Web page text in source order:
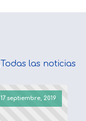
Todas las noticias
17 septiembre, 2019